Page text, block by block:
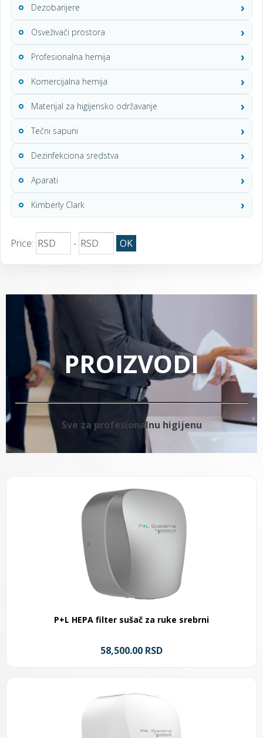
Dezobarijere
Osveživači prostora
Profesionalna hemija
Komercijalna hemija
Materijal za higijensko održavanje
Tečni sapuni
Dezinfekciona sredstva
Aparati
Kimberly Clark
Price: -
PROIZVODI
Sve za profesionalnu higijenu
P+L HEPA filter sušač za ruke srebrni
58,500.00 RSD